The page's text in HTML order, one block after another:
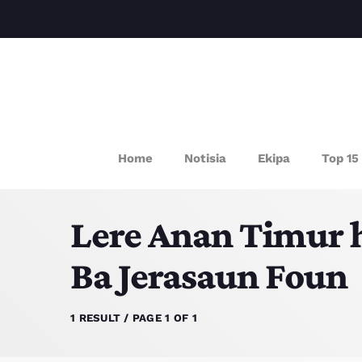
Home Notisia Ekipa Top 15
Lere Anan Timur
Ba Jerasaun Foun
1 RESULT / PAGE 1 OF 1